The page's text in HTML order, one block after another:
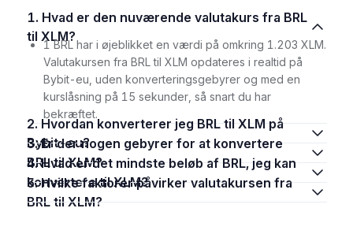
1. Hvad er den nuværende valutakurs fra BRL
til XLM?
1 BRL har i øjeblikket en værdi på omkring 1.203 XLM.
Valutakursen fra BRL til XLM opdateres i realtid på
Bybit-eu, uden konverteringsgebyrer og med en
kurslåsning på 15 sekunder, så snart du har
bekræftet.
2. Hvordan konverterer jeg BRL til XLM på
Bybit-eu?
3. Er der nogen gebyrer for at konvertere
BRL til XLM?
4. Hvad er det mindste beløb af BRL, jeg kan
konvertere til XLM?
5. Hvilke faktorer påvirker valutakursen fra
BRL til XLM?